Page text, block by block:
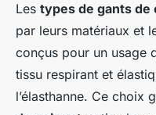
Les types de gants de
par leurs matériaux et
conçus pour un usage
tissu respirant et
l’élasthanne. Ce choix